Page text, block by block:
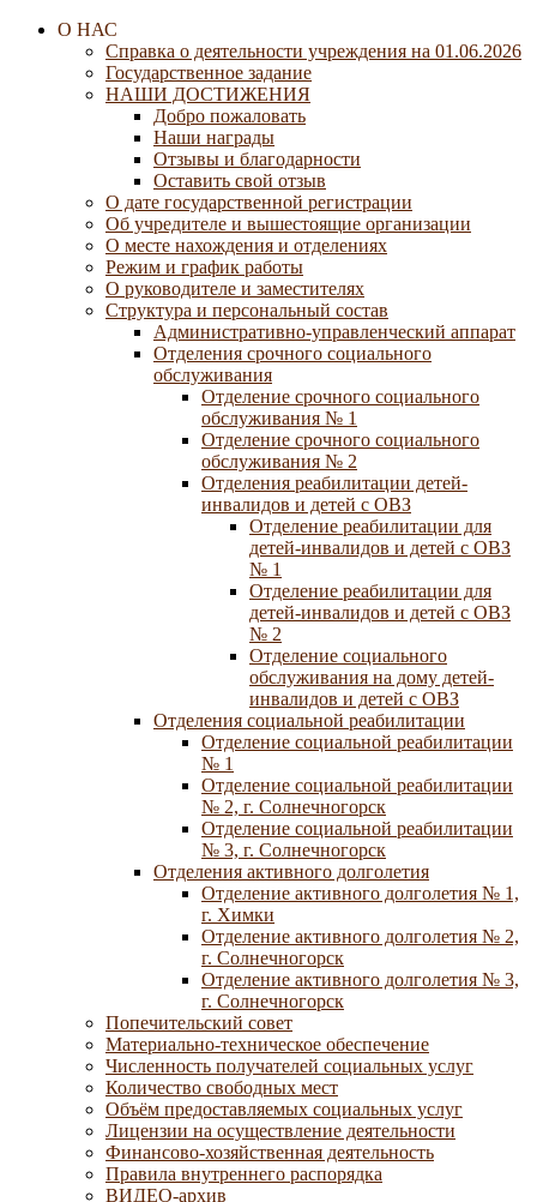
О НАС
Справка о деятельности учреждения на 01.06.2026
Государственное задание
НАШИ ДОСТИЖЕНИЯ
Добро пожаловать
Наши награды
Отзывы и благодарности
Оставить свой отзыв
О дате государственной регистрации
Об учредителе и вышестоящие организации
О месте нахождения и отделениях
Режим и график работы
О руководителе и заместителях
Структура и персональный состав
Административно-управленческий аппарат
Отделения срочного социального
обслуживания
Отделение срочного социального
обслуживания № 1
Отделение срочного социального
обслуживания № 2
Отделения реабилитации детей-
инвалидов и детей с ОВЗ
Отделение реабилитации для
детей-инвалидов и детей с ОВЗ
№ 1
Отделение реабилитации для
детей-инвалидов и детей с ОВЗ
№ 2
Отделение социального
обслуживания на дому детей-
инвалидов и детей с ОВЗ
Отделения социальной реабилитации
Отделение социальной реабилитации
№ 1
Отделение социальной реабилитации
№ 2, г. Солнечногорск
Отделение социальной реабилитации
№ 3, г. Солнечногорск
Отделения активного долголетия
Отделение активного долголетия № 1,
г. Химки
Отделение активного долголетия № 2,
г. Солнечногорск
Отделение активного долголетия № 3,
г. Солнечногорск
Попечительский совет
Материально-техническое обеспечение
Численность получателей социальных услуг
Количество свободных мест
Объём предоставляемых социальных услуг
Лицензии на осуществление деятельности
Финансово-хозяйственная деятельность
Правила внутреннего распорядка
ВИДЕО-архив